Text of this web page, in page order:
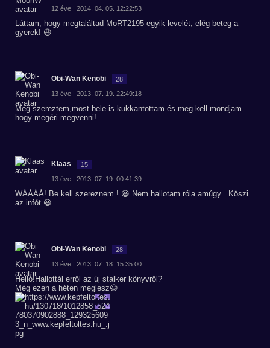
12 éve | 2014. 04. 05. 12:22:53
Láttam, hogy megtaláltad MoRT2195 egyik levelét, elég beteg a
gyerek! 😆
Obi-Wan Kenobi 28
13 éve | 2013. 07. 19. 22:49:18
Meg szereztem,most bele is kukkantottam és meg kell mondjam
hogy megéri megvenni!
Klaas 15
13 éve | 2013. 07. 19. 00:41:39
WÁÁÁÁ! Be kell szereznem ! 😃 Nem hallotam róla amúgy . Köszi
az infót 😃
Obi-Wan Kenobi 28
13 éve | 2013. 07. 18. 15:35:00
Helló!Hallottál erről az új stalker könyvről?
Még ezen a héten meglesz😃